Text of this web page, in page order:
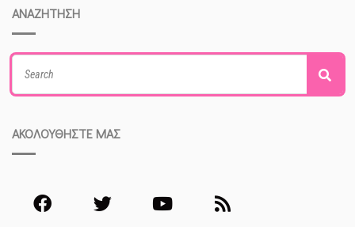
ΑΝΑΖΗΤΗΣΗ
Search
for:
ΑΚΟΛΟΥΘΗΣΤΕ ΜΑΣ